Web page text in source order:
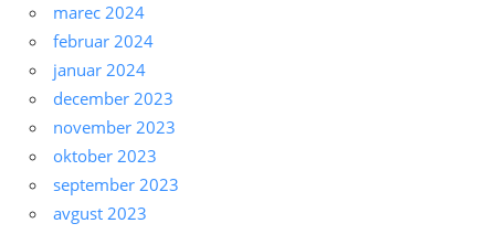
marec 2024
februar 2024
januar 2024
december 2023
november 2023
oktober 2023
september 2023
avgust 2023